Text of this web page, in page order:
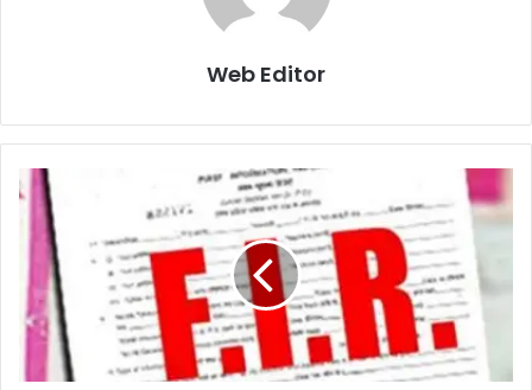
Web Editor